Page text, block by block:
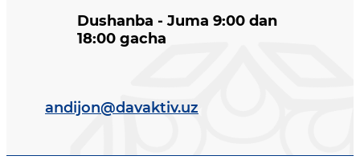
Dushanba - Juma 9:00 dan
18:00 gacha
andijon@davaktiv.uz